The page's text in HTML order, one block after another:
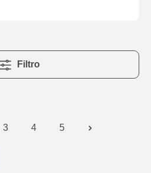
Filtro
3 4 5